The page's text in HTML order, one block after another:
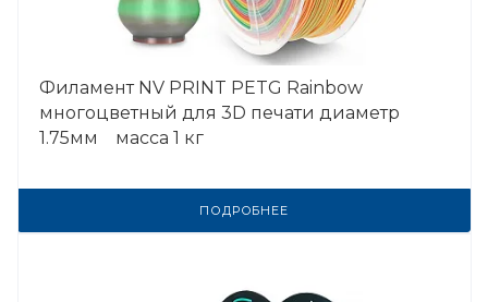
Филамент NV PRINT PETG Rainbow
многоцветный для 3D печати диаметр
1.75мм масса 1 кг
ПОДРОБНЕЕ